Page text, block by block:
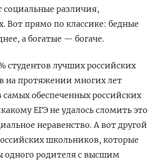
социальные различия,
Вот прямо по классике: бедные
а богатые — богаче.
студентов лучших российских
на протяжении многих лет
самых обеспеченных российских
ЕГЭ не удалось сломить это
неравенство. А вот другой
школьников, которые
одного родителя с высшим